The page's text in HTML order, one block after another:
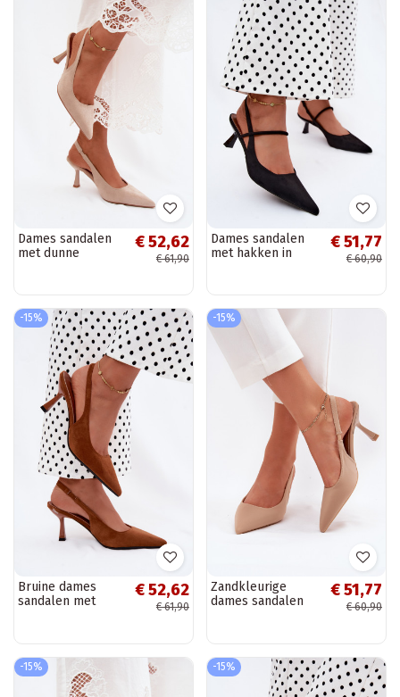
Dames sandalen
met dunne
€ 52,62
€ 61,90
Dames sandalen
met hakken in
€ 51,77
€ 60,90
-15%
Bruine dames
sandalen met
€ 52,62
€ 61,90
-15%
Zandkleurige
dames sandalen
€ 51,77
€ 60,90
-15% -15%